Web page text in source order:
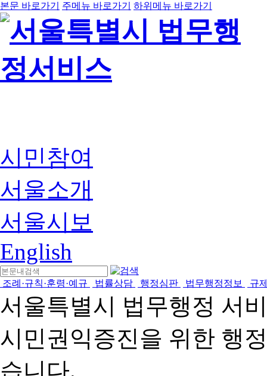
본문 바로가기 주메뉴 바로가기 하위메뉴 바로가기
시민참여
서울소개
서울시보
English
조례·규칙·훈령·예규 법률상담 행정심판 법무행정정보 규
서울특별시 법무행정 서
시민권익증진을 위한 행
습니다.